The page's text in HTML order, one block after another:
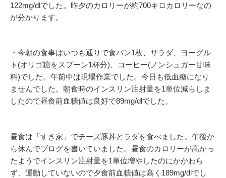
122mg/dlでした。昨夕のカロリーが約700キロカロリーなの
が分かります。
・今朝の食事はいつも通りで食パン1枚、サラダ、ヨーグル
ト(オリゴ糖をスプーン1杯分)、コーヒー(ノンシュガー甘味
料)でした。午前中は現場作業でした。今日も低血糖になり
ませんでした。朝食時のインスリン注射量を1単位減らしま
したので昼食前血糖値は良好で89mg/dlでした。
昼食は「すき家」でチーズ豚丼とラダを食べました。午後か
ら休んでブログを書いていました。昼食のカロリーが高かっ
たようでインスリン注射量を1単位増やしたのにかかわら
ず、運動していないので夕食前血糖値は高く189mg/dlでし